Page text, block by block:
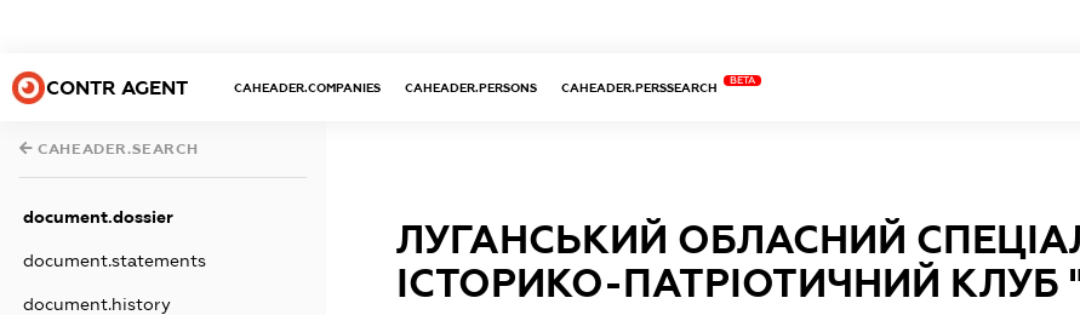
CONTR AGENT CAHEADER.COMPANIES CAHEADER.PERSONS CAHEADER.PERSSEARCH
BETA
CAHEADER.SEARCH
document.dossier
document.statements
document.history
ЛУГАНСЬКИЙ ОБЛАСНИЙ
ІСТОРИКО-ПАТРІОТИЧНИЙ КЛУБ